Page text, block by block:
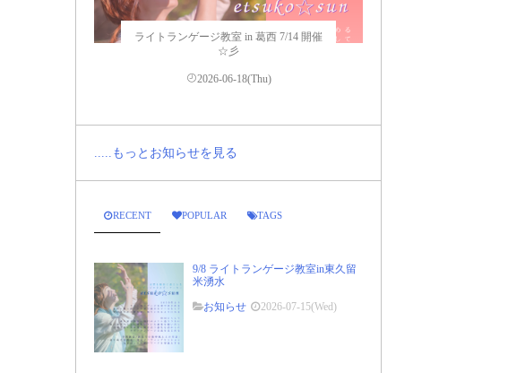
ライトランゲージ教室 in 葛西 7/14 開催
☆彡
2026-06-18(Thu)
.....もっとお知らせを見る
RECENT POPULAR TAGS
9/8 ライトランゲージ教室in東久留
米湧水
お知らせ
2026-07-15(Wed)